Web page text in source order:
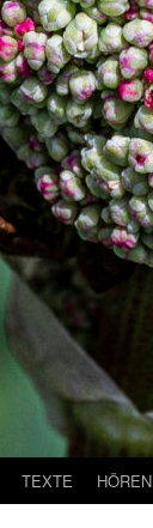
TEXTE HÖREN